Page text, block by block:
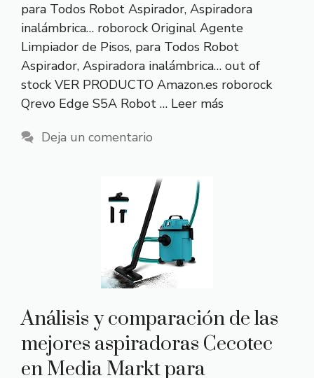
para Todos Robot Aspirador, Aspiradora
inalámbrica… roborock Original Agente
Limpiador de Pisos, para Todos Robot
Aspirador, Aspiradora inalámbrica… out of
stock VER PRODUCTO Amazon.es roborock
Qrevo Edge S5A Robot … Leer más
Deja un comentario
Análisis y comparación de las
mejores aspiradoras Cecotec
en Media Markt para